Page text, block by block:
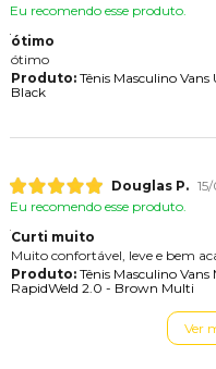
Eu recomendo esse produto.
ótimo
ótimo
Produto:Tênis Masculino
Black
Douglas P.
Eu recomendo esse produto.
Curti muito
Muito confortável, leve e bem
Produto:Tênis Masculino
RapidWeld 2.0 - Brown Multi
Ver